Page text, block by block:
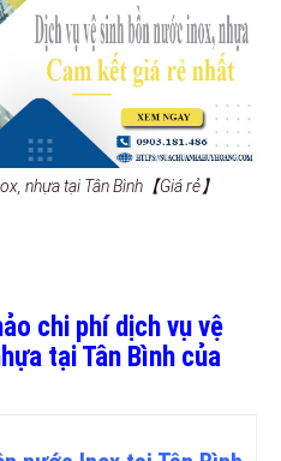
nhựa tại Tân Bình【Giá rẻ】
chi phí dịch vụ vệ
tại Tân Bình của